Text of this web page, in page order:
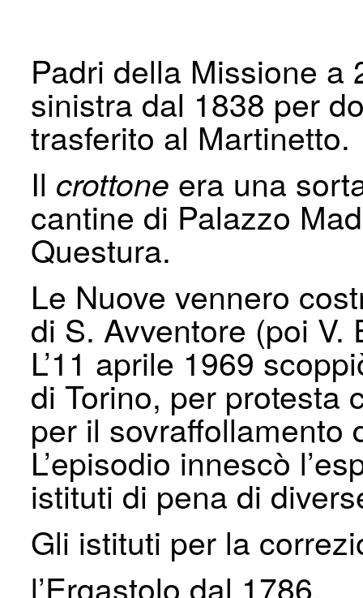
Padri della Missione a
sinistra dal 1838 per
trasferito al Martinetto.
Il crottone era una
cantine di Palazzo
Questura.
Le Nuove vennero
di S. Avventore (poi
L’11 aprile 1969
di Torino, per protesta
per il sovraffollamento
L’episodio innescò
istituti di pena di
Gli istituti per la
l’Ergastolo dal 1786,